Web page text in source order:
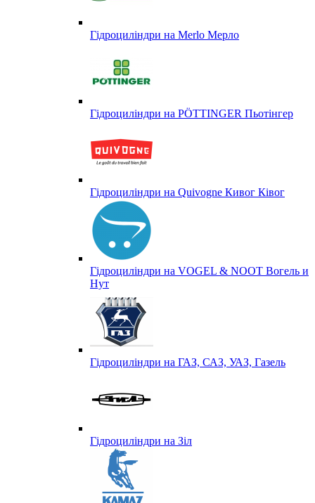
Гідроциліндри на Merlo Мерло
Гідроциліндри на PÖTTINGER Пьотінгер
Гідроциліндри на Quivogne Кивог Ківог
Гідроциліндри на VOGEL & NOOT Вогель и
Нут
Гідроциліндри на ГАЗ, САЗ, УАЗ, Газель
Гідроциліндри на Зіл